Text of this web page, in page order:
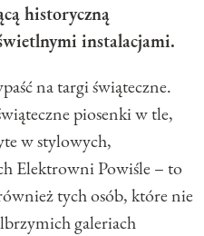
historyczną
instalacjami.
na targi świąteczne.
piosenki w tle,
w stylowych,
Elektrowni Powiśle – to
tych osób, które nie
galeriach